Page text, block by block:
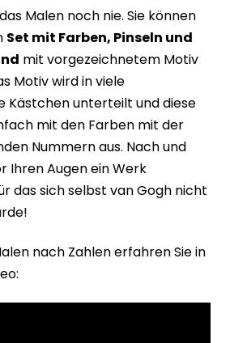
Malen noch nie. Sie können
Set mit Farben, Pinseln und
mit vorgezeichnetem Motiv
Motiv wird in viele
Kästchen unterteilt und diese
mit den Farben mit der
Nummern aus. Nach und
Ihren Augen ein Werk
das sich selbst van Gogh nicht
nach Zahlen erfahren Sie in